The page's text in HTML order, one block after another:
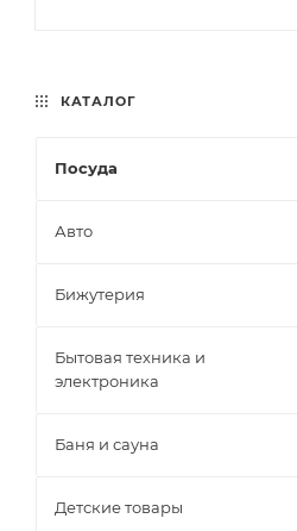
КАТАЛОГ
Посуда
Авто
Бижутерия
Бытовая техника и
электроника
Баня и сауна
Детские товары